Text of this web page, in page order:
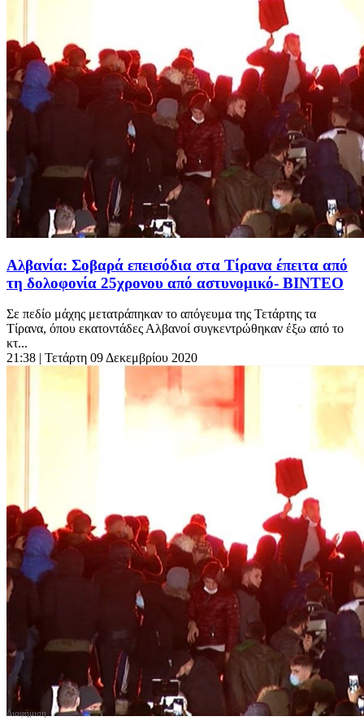
Αλβανία: Σοβαρά επεισόδια στα Τίρανα έπειτα από
τη δολοφονία 25χρονου από αστυνομικό- ΒΙΝΤΕΟ
Σε πεδίο μάχης μετατράπηκαν το απόγευμα της Τετάρτης τα
Τίρανα, όπου εκατοντάδες Αλβανοί συγκεντρώθηκαν έξω από το
κτ...
21:38 | Τετάρτη 09 Δεκεμβρίου 2020